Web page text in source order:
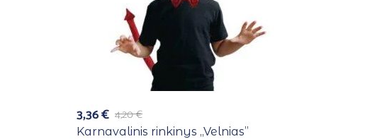
4,20€
3,36€
Karnavalinis rinkinys ,,Velnias”